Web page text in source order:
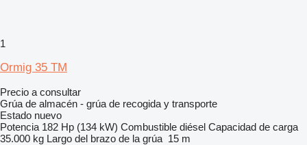
1
Ormig 35 TM
Precio a consultar
Grúa de almacén - grúa de recogida y transporte
Estado nuevo
Potencia 182 Hp (134 kW) Combustible diésel Capacidad de carga
35.000 kg Largo del brazo de la grúa 15 m